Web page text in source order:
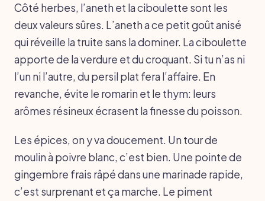
Côté herbes, l’aneth et la ciboulette sont les
deux valeurs sûres. L’aneth a ce petit goût anisé
qui réveille la truite sans la dominer. La ciboulette
apporte de la verdure et du croquant. Si tu n’as ni
l’un ni l’autre, du persil plat fera l’affaire. En
revanche, évite le romarin et le thym: leurs
arômes résineux écrasent la finesse du poisson.
Les épices, on y va doucement. Un tour de
moulin à poivre blanc, c’est bien. Une pointe de
gingembre frais râpé dans une marinade rapide,
c’est surprenant et ça marche. Le piment